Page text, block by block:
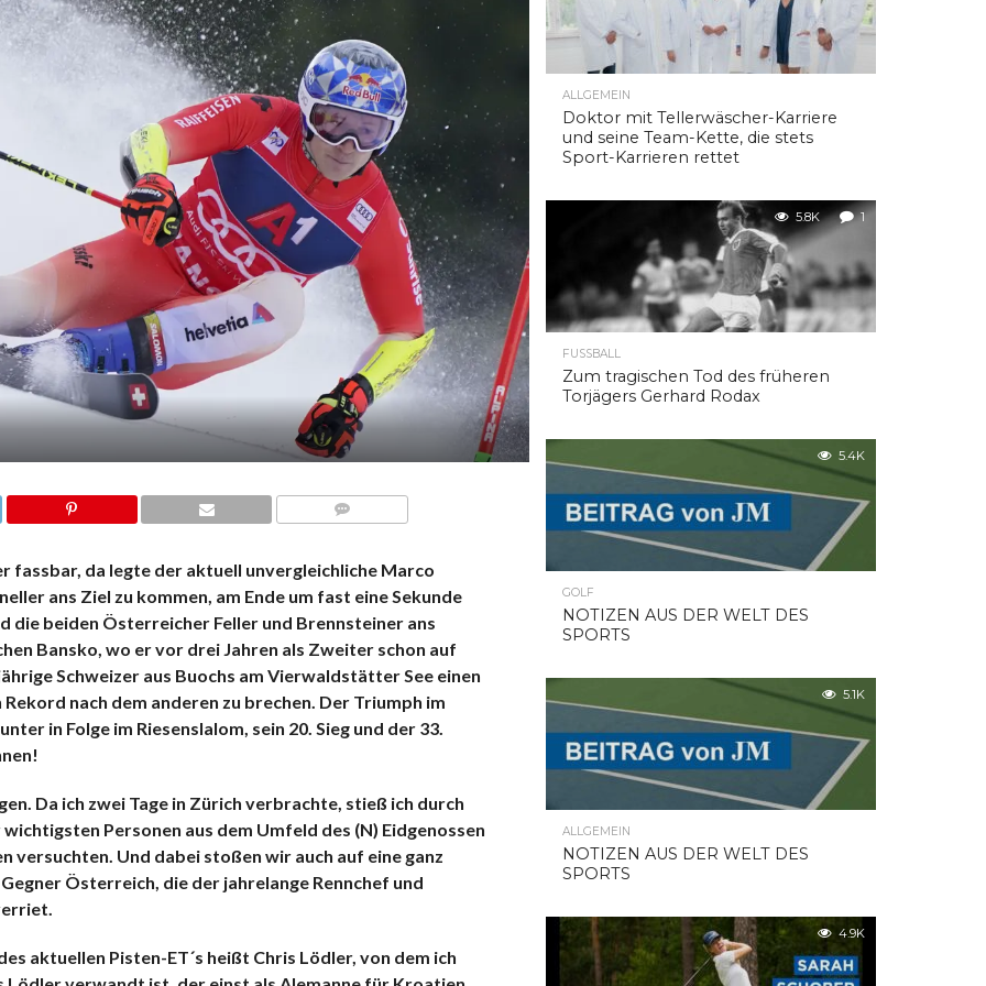
fassbar, da legte der aktuell unvergleichliche Marco
ans Ziel zu kommen, am Ende um fast eine Sekunde
die beiden Österreicher Feller und Brennsteiner ans
Bansko, wo er vor drei Jahren als Zweiter schon auf
Schweizer aus Buochs am Vierwaldstätter See einen
nach dem anderen zu brechen. Der Triumph im
in Folge im Riesenslalom, sein 20. Sieg und der 33.
Da ich zwei Tage in Zürich verbrachte, stieß ich durch
Personen aus dem Umfeld des (N) Eidgenossen
versuchten. Und dabei stoßen wir auch auf eine ganz
Österreich, die der jahrelange Rennchef und
aktuellen Pisten-ET´s heißt Chris Lödler, von dem ich
ALLGEMEIN
Doktor mit Tellerwäscher-Karriere
und seine Team-Kette, die stets
Sport-Karrieren rettet
5.8K 1
FUSSBALL
Zum tragischen Tod des früheren
Torjägers Gerhard Rodax
5.4K
GOLF
NOTIZEN AUS DER WELT DES
SPORTS
5.1K
ALLGEMEIN
NOTIZEN AUS DER WELT DES
SPORTS
4.9K